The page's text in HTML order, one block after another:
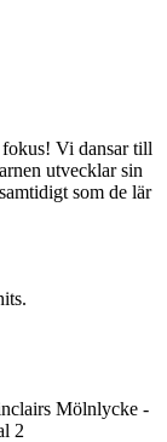
Vi dansar till
utvecklar sin
som de lär
Mölnlycke -
2